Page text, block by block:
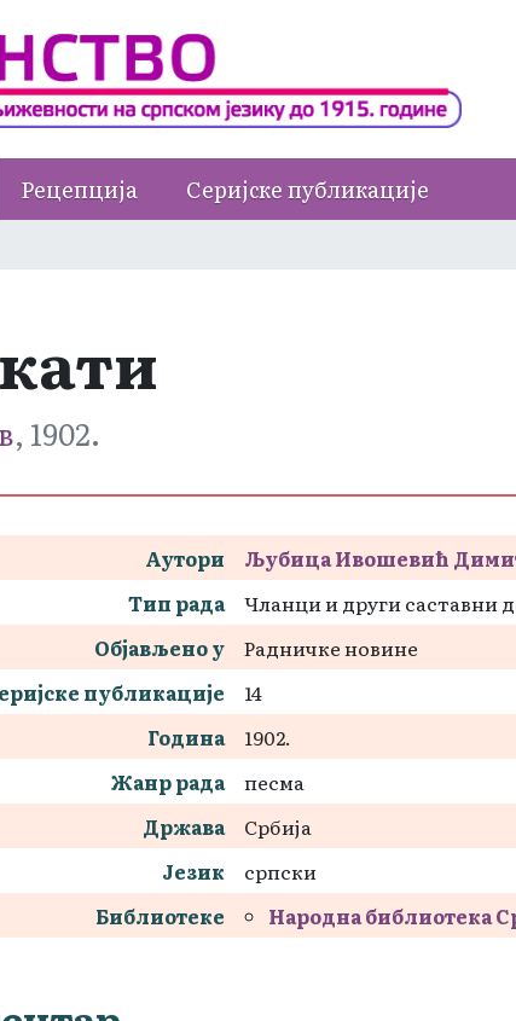
Рецепција Серијске публикације
, 1902.
Аутори
Љубица Ивошевић
Тип рада
Чланци и други саставни
Објављено у
Радничке новине
публикације
14
Година
1902.
Жанр рада
песма
Држава
Србија
Језик
српски
Библиотеке
Народна библиотека